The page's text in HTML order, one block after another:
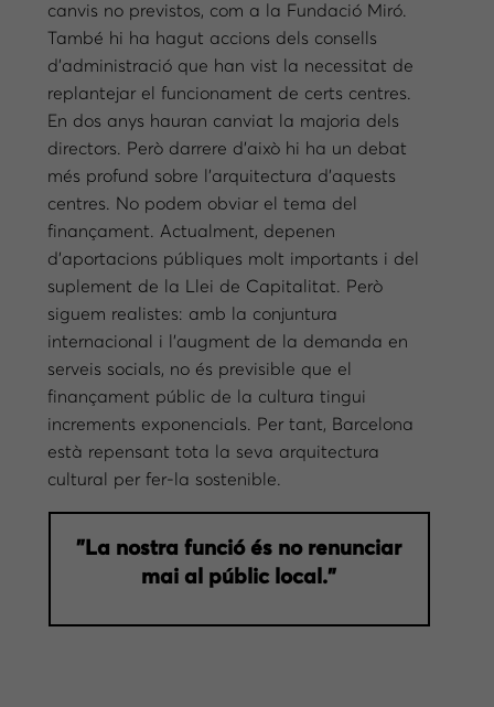
canvis no previstos, com a la Fundació Miró.
També hi ha hagut accions dels consells
d’administració que han vist la necessitat de
replantejar el funcionament de certs centres.
En dos anys hauran canviat la majoria dels
directors. Però darrere d’això hi ha un debat
més profund sobre l’arquitectura d’aquests
centres. No podem obviar el tema del
finançament. Actualment, depenen
d’aportacions públiques molt importants i del
suplement de la Llei de Capitalitat. Però
siguem realistes: amb la conjuntura
internacional i l’augment de la demanda en
serveis socials, no és previsible que el
finançament públic de la cultura tingui
increments exponencials. Per tant, Barcelona
està repensant tota la seva arquitectura
cultural per fer-la sostenible.
”La nostra funció és no renunciar
mai al públic local.”